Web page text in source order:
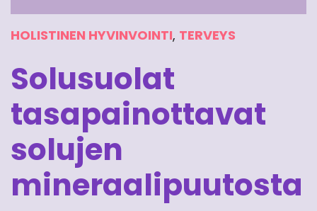
HOLISTINEN HYVINVOINTI, TERVEYS
Solusuolat
tasapainottavat
solujen
mineraalipuutosta